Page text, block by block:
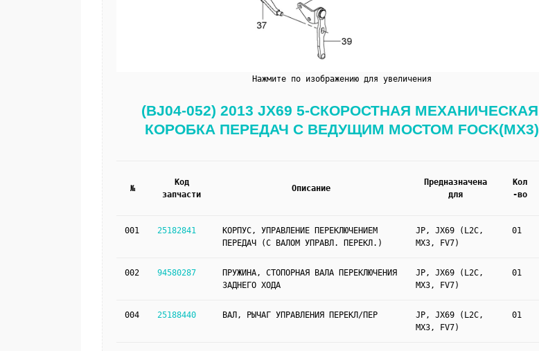
Нажмите по изображению для увеличения
(BJ04-052) 2013 JX69 5-СКОРОСТНАЯ МЕХАНИЧЕСКАЯ
КОРОБКА ПЕРЕДАЧ С ВЕДУЩИМ МОСТОМ FOCK(MX3)
№
Код
запчасти
Описание
Предназначена
для
Кол
-во
001 25182841
КОРПУС, УПРАВЛЕНИЕ ПЕРЕКЛЮЧЕНИЕМ
ПЕРЕДАЧ (С ВАЛОМ УПРАВЛ. ПЕРЕКЛ.)
JP, JX69 (L2C,
MX3, FV7)
01
002 94580287
ПРУЖИНА, СТОПОРНАЯ ВАЛА ПЕРЕКЛЮЧЕНИЯ
ЗАДНЕГО ХОДА
JP, JX69 (L2C,
MX3, FV7)
01
004 25188440 ВАЛ, РЫЧАГ УПРАВЛЕНИЯ ПЕРЕКЛ/ПЕР
JP, JX69 (L2C,
MX3, FV7)
01